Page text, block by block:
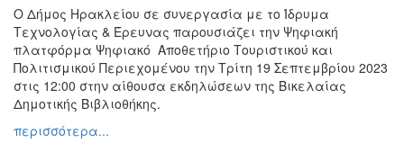
Ο Δήμος Ηρακλείου σε συνεργασία με το Ίδρυμα
Τεχνολογίας & Έρευνας παρουσιάζει την Ψηφιακή
πλατφόρμα Ψηφιακό Αποθετήριο Τουριστικού και
Πολιτισμικού Περιεχομένου την Τρίτη 19 Σεπτεμβρίου 2023
στις 12:00 στην αίθουσα εκδηλώσεων της Βικελαίας
Δημοτικής Βιβλιοθήκης.
περισσότερα...